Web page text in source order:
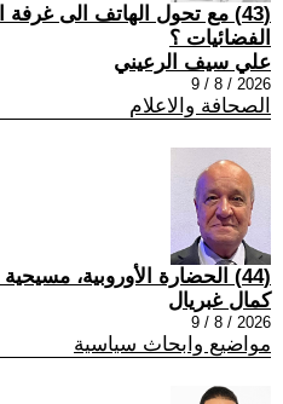
(43) مع تحول الهاتف الى
الفضائيات ؟
علي سيف الرعيني
2026 / 8 / 9
الصحافة والاعلام
(44) الحضارة الأوروبية، مسيحية أم لامسيحية الهوية
كمال غبريال
2026 / 8 / 9
مواضيع وابحاث سياسية